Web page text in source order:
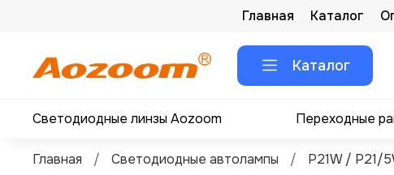
Главная Каталог
Каталог
Светодиодные линзы Aozoom Переходные
Главная Светодиодные автолампы P21W / P21/